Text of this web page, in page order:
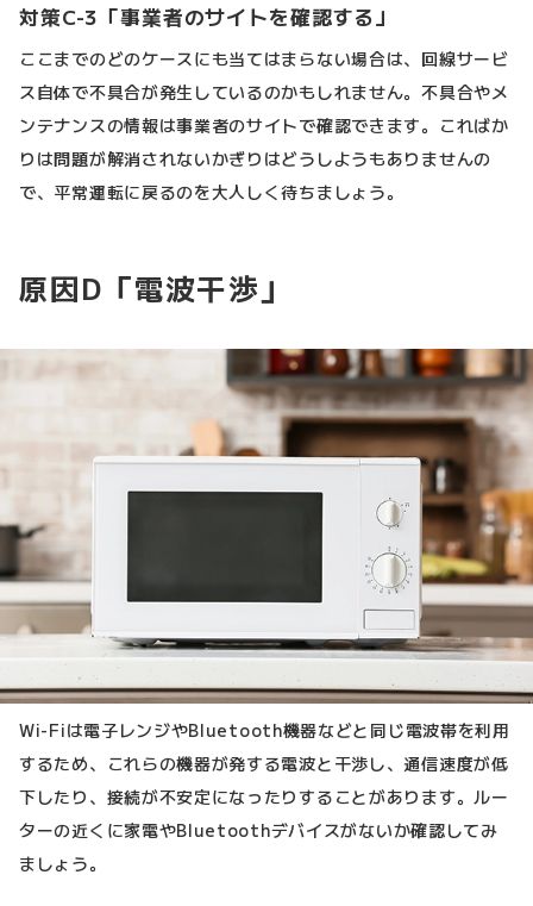
対策C-3「事業者のサイトを確認する」
ここまでのどのケースにも当てはまらない場合は、回線サービ
ス自体で不具合が発生しているのかもしれません。不具合やメ
ンテナンスの情報は事業者のサイトで確認できます。こればか
りは問題が解消されないかぎりはどうしようもありませんの
で、平常運転に戻るのを大人しく待ちましょう。
原因D「電波干渉」
Wi-Fiは電子レンジやBluetooth機器などと同じ電波帯を利用
するため、これらの機器が発する電波と干渉し、通信速度が低
下したり、接続が不安定になったりすることがあります。ルー
ターの近くに家電やBluetoothデバイスがないか確認してみ
ましょう。